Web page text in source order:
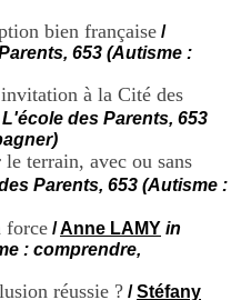
bien française /
653 (Autisme :
à la Cité des
des Parents, 653
terrain, avec ou sans
Parents, 653 (Autisme :
force /Anne LAMY in
: comprendre,
réussie ? /Stéfany